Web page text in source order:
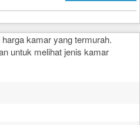
kamar yang termurah.
untuk melihat jenis kamar